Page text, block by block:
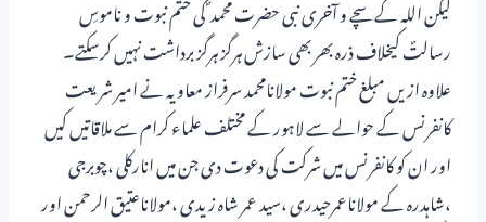
لیکن اللہ کے سچے و آخری نبی حضرت محمد ؐ کی ختم نبوت و ناموسِ
رسالتؐ کیخلاف ذرہ بھر بھی سازش ہرگز ہرگز برداشت نہیں کرسکتے۔
علاوہ ازیں مبلغ ختم نبوت مولانامحمد سرفراز معاویہ نے امیر شریعت
کانفرنس کے حوالے سے لاہور کے مختلف علماء کرام سے ملاقاتیں کیں
اور ان کو کانفرنس میں شرکت کی دعوت دی جن میں انارکلی ،چوبرجی
،شاہدرہ کے مولاناعمرحیدری ،سید عمر شاہ زیدی ،مولاناعتیق الرحمن اور